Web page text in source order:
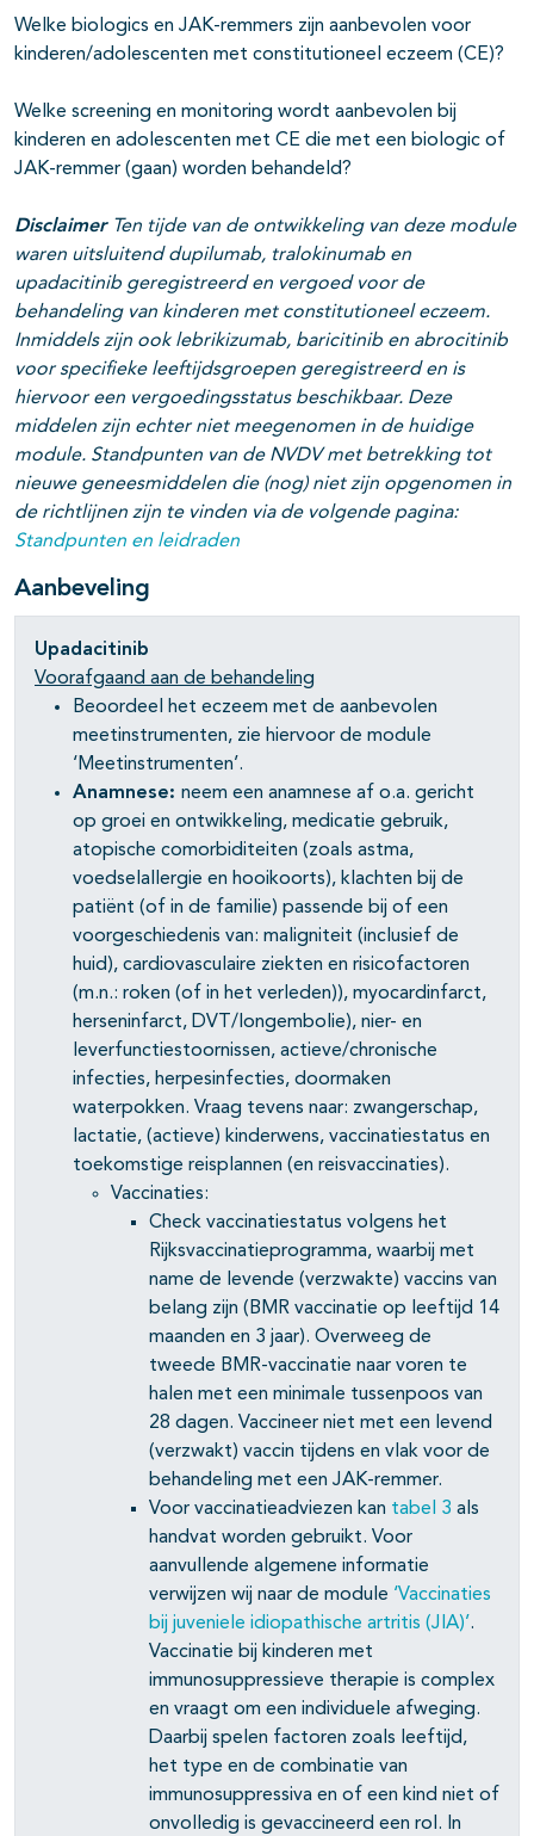
open- en dichtklappen
open- en dichtklappen
open- en dichtklappen
open- en dichtklappen
Welke biologics en JAK-remmers zijn aanbevolen voor
kinderen/adolescenten met constitutioneel eczeem (CE)?
Welke screening en monitoring wordt aanbevolen bij
kinderen en adolescenten met CE die met een biologic of
JAK-remmer (gaan) worden behandeld?
Disclaimer Ten tijde van de ontwikkeling van deze module
waren uitsluitend dupilumab, tralokinumab en
upadacitinib geregistreerd en vergoed voor de
behandeling van kinderen met constitutioneel eczeem.
Inmiddels zijn ook lebrikizumab, baricitinib en abrocitinib
voor specifieke leeftijdsgroepen geregistreerd en is
hiervoor een vergoedingsstatus beschikbaar. Deze
middelen zijn echter niet meegenomen in de huidige
module. Standpunten van de NVDV met betrekking tot
nieuwe geneesmiddelen die (nog) niet zijn opgenomen in
de richtlijnen zijn te vinden via de volgende pagina:
Standpunten en leidraden
Aanbeveling
Upadacitinib
Voorafgaand aan de behandeling
Beoordeel het eczeem met de aanbevolen
meetinstrumenten, zie hiervoor de module
‘Meetinstrumenten’.
Anamnese: neem een anamnese af o.a. gericht
op groei en ontwikkeling, medicatie gebruik,
atopische comorbiditeiten (zoals astma,
voedselallergie en hooikoorts), klachten bij de
patiënt (of in de familie) passende bij of een
voorgeschiedenis van: maligniteit (inclusief de
huid), cardiovasculaire ziekten en risicofactoren
(m.n.: roken (of in het verleden)), myocardinfarct,
herseninfarct, DVT/longembolie), nier- en
leverfunctiestoornissen, actieve/chronische
infecties, herpesinfecties, doormaken
waterpokken. Vraag tevens naar: zwangerschap,
lactatie, (actieve) kinderwens, vaccinatiestatus en
toekomstige reisplannen (en reisvaccinaties).
Vaccinaties:
Check vaccinatiestatus volgens het
Rijksvaccinatieprogramma, waarbij met
name de levende (verzwakte) vaccins van
belang zijn (BMR vaccinatie op leeftijd 14
maanden en 3 jaar). Overweeg de
tweede BMR-vaccinatie naar voren te
halen met een minimale tussenpoos van
28 dagen. Vaccineer niet met een levend
(verzwakt) vaccin tijdens en vlak voor de
behandeling met een JAK-remmer.
Voor vaccinatieadviezen kan tabel 3 als
handvat worden gebruikt. Voor
aanvullende algemene informatie
verwijzen wij naar de module ‘Vaccinaties
bij juveniele idiopathische artritis (JIA)’.
Vaccinatie bij kinderen met
immunosuppressieve therapie is complex
en vraagt om een individuele afweging.
Daarbij spelen factoren zoals leeftijd,
het type en de combinatie van
immunosuppressiva en of een kind niet of
onvolledig is gevaccineerd een rol. In